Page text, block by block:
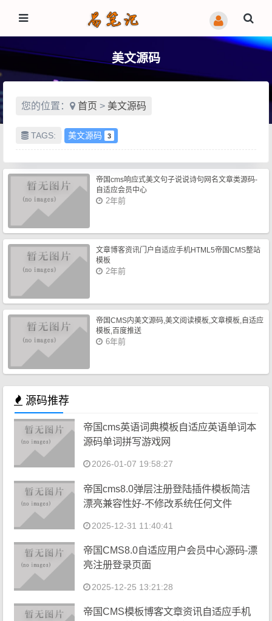
美文源码
您的位置： 首页 > 美文源码
TAGS: 美文源码 3
帝国cms响应式美文句子说说诗句网名文章类源码-
自适应会员中心
2年前
文章博客资讯门户自适应手机HTML5帝国CMS整站
模板
2年前
帝国CMS内美文源码,美文阅读模板,文章模板,自适应
模板,百度推送
6年前
源码推荐
帝国cms英语词典模板自适应英语单词本
源码单词拼写游戏网
2026-01-07 19:58:27
帝国cms8.0弹层注册登陆插件模板简洁
漂亮兼容性好-不修改系统任何文件
2025-12-31 11:40:41
帝国CMS8.0自适应用户会员中心源码-漂
亮注册登录页面
2025-12-25 13:21:28
帝国CMS模板博客文章资讯自适应手机